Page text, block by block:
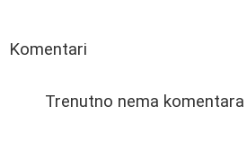
Komentari
Trenutno nema